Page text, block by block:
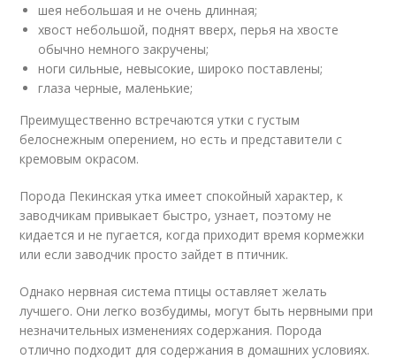
шея небольшая и не очень длинная;
хвост небольшой, поднят вверх, перья на хвосте
обычно немного закручены;
ноги сильные, невысокие, широко поставлены;
глаза черные, маленькие;
Преимущественно встречаются утки с густым
белоснежным оперением, но есть и представители с
кремовым окрасом.
Порода Пекинская утка имеет спокойный характер, к
заводчикам привыкает быстро, узнает, поэтому не
кидается и не пугается, когда приходит время кормежки
или если заводчик просто зайдет в птичник.
Однако нервная система птицы оставляет желать
лучшего. Они легко возбудимы, могут быть нервными при
незначительных изменениях содержания. Порода
отлично подходит для содержания в домашних условиях.